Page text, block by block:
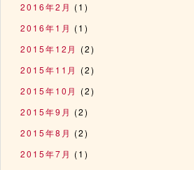
2016年2月 (1)
2016年1月 (1)
2015年12月 (2)
2015年11月 (2)
2015年10月 (2)
2015年9月 (2)
2015年8月 (2)
2015年7月 (1)